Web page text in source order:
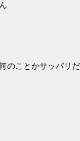
のことかサッパリだ